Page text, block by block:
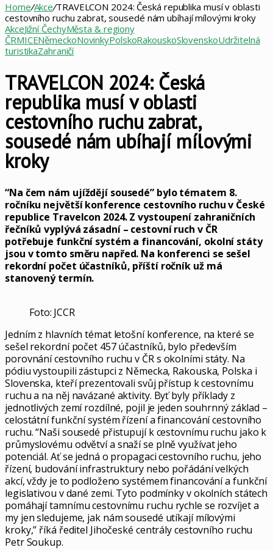
Home/Akce/TRAVELCON 2024: Česká republika musí v oblasti
cestovního ruchu zabrat, sousedé nám ubíhají mílovými kroky
AkceJižní ČechyMěsta & regiony
ČRMICENěmeckoNovinkyPolskoRakouskoSlovenskoUdržitelná
turistikaZahraničí
TRAVELCON 2024: Česká
republika musí v oblasti
cestovního ruchu zabrat,
sousedé nám ubíhají mílovými
kroky
“Na čem nám ujíždějí sousedé” bylo tématem 8.
ročníku největší konference cestovního ruchu v České
republice Travelcon 2024. Z vystoupení zahraničních
řečníků vyplývá zásadní – cestovní ruch v ČR
potřebuje funkční systém a financování, okolní státy
jsou v tomto směru napřed. Na konferenci se sešel
rekordní počet účastníků, příští ročník už má
stanovený termín.
Foto: JCCR
Jedním z hlavních témat letošní konference, na které se
sešel rekordní počet 457 účastníků, bylo především
porovnání cestovního ruchu v ČR s okolními státy. Na
pódiu vystoupili zástupci z Německa, Rakouska, Polska i
Slovenska, kteří prezentovali svůj přístup k cestovnímu
ruchu a na něj navázané aktivity. Byť byly příklady z
jednotlivých zemí rozdílné, pojil je jeden souhrnný základ –
celostátní funkční systém řízení a financování cestovního
ruchu. “Naši sousedé přistupují k cestovnímu ruchu jako k
průmyslovému odvětví a snaží se plně využívat jeho
potenciál. Ať se jedná o propagaci cestovního ruchu, jeho
řízení, budování infrastruktury nebo pořádání velkých
akcí, vždy je to podloženo systémem financování a funkční
legislativou v dané zemi. Tyto podmínky v okolních státech
pomáhají tamnímu cestovnímu ruchu rychle se rozvíjet a
my jen sledujeme, jak nám sousedé utíkají mílovými
kroky,” říká ředitel Jihočeské centrály cestovního ruchu
Petr Soukup.